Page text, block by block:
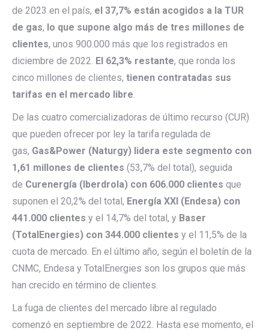
de 2023 en el país, el 37,7% están acogidos a la TUR
de gas, lo que supone algo más de tres millones de
clientes, unos 900.000 más que los registrados en
diciembre de 2022. El 62,3% restante, que ronda los
cinco millones de clientes, tienen contratadas sus
tarifas en el mercado libre.
De las cuatro comercializadoras de último recurso (CUR)
que pueden ofrecer por ley la tarifa regulada de
gas, Gas&Power (Naturgy) lidera este segmento con
1,61 millones de clientes (53,7% del total), seguida
de Curenergía (Iberdrola) con 606.000 clientes que
suponen el 20,2% del total, Energía XXI (Endesa) con
441.000 clientes y el 14,7% del total, y Baser
(TotalEnergies) con 344.000 clientes y el 11,5% de la
cuota de mercado. En el último año, según el boletín de la
CNMC, Endesa y TotalEnergies son los grupos que más
han crecido en término de clientes.
La fuga de clientes del mercado libre al regulado
comenzó en septiembre de 2022. Hasta ese momento, el